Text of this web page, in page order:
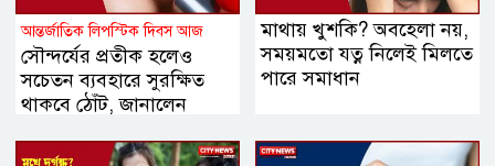
আন্তর্জাতিক লিপস্টিক দিবস আজ
সৌন্দর্যের প্রতীক হলেও
সচেতন ব্যবহারে সুরক্ষিত
থাকবে ঠোঁট, জানালেন
মাথায় খুশকি? অবহেলা নয়,
সময়মতো যত্ন নিলেই মিলতে
পারে সমাধান